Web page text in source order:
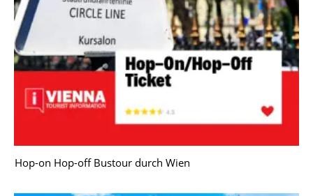
Hop-on Hop-off Bustour durch Wien